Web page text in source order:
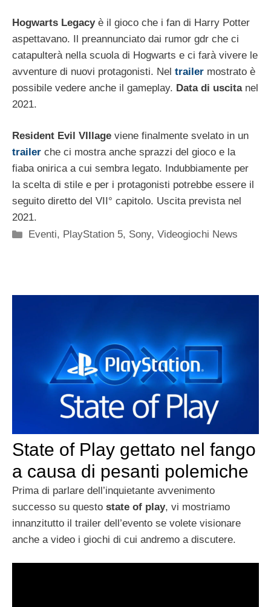
Hogwarts Legacyè il gioco che i fan di Harry Potter
aspettavano. Il preannunciato dai rumor gdr che ci
catapulterà nella scuola di Hogwarts e ci farà vivere le
avventure di nuovi protagonisti. Nel trailer mostrato è
possibile vedere anche il gameplay. Data di uscitanel
2021.
Resident Evil VIllage viene finalmente svelato in un
trailer che ci mostra anche sprazzi del gioco e la
fiaba onirica a cui sembra legato. Indubbiamente per
la scelta di stile e per i protagonisti potrebbe essere il
seguito diretto del VII° capitolo. Uscita prevista nel
2021.
Categorie
Eventi, PlayStation 5, Sony,Videogiochi News
State of Play gettato nel fango
a causa di pesanti polemiche
Prima di parlare dell’inquietante avvenimento
successo su questo state of play, vi mostriamo
innanzitutto il trailer dell’evento se volete visionare
anche a video i giochi di cui andremo a discutere.